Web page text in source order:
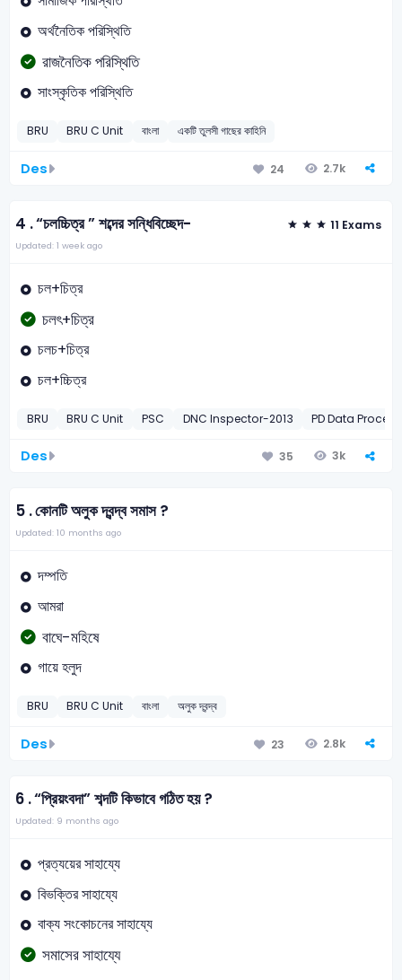
অর্থনৈতিক পরিস্থিতি
রাজনৈতিক পরিস্থিতি
সাংস্কৃতিক পরিস্থিতি
BRU BRU C Unit বাংলা একটি তুলসী গাছের কাহিনি
Des 24 2.7k
4 .“চলচ্চিত্র ” শব্দের সন্ধিবিচ্ছেদ- 11 Exams
Updated: 1 week ago
চল+চিত্র
চলৎ+চিত্র
চলচ+চিত্র
চল+চ্চিত্র
BRU BRU C Unit PSC DNC Inspector-2013 PD Data
Des 35 3k
5 .কোনটি অলুক দ্বন্দ্ব সমাস ?
Updated: 10 months ago
দম্পতি
আমরা
বাঘে-মহিষে
গায়ে হলুদ
BRU BRU C Unit বাংলা অলুক দ্বন্দ্ব
Des 23 2.8k
6 .“প্রিয়ংবদা” শব্দটি কিভাবে গঠিত হয় ?
Updated: 9 months ago
প্রত্যয়ের সাহায্যে
বিভক্তির সাহায্যে
বাক্য সংকোচনের সাহায্যে
সমাসের সাহায্যে